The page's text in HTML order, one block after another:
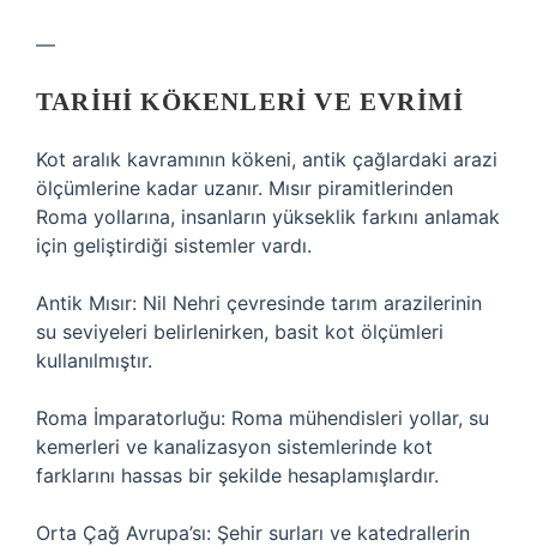
—
TARIHI KÖKENLERI VE EVRIMI
Kot aralık kavramının kökeni, antik çağlardaki arazi
ölçümlerine kadar uzanır. Mısır piramitlerinden
Roma yollarına, insanların yükseklik farkını anlamak
için geliştirdiği sistemler vardı.
Antik Mısır: Nil Nehri çevresinde tarım arazilerinin
su seviyeleri belirlenirken, basit kot ölçümleri
kullanılmıştır.
Roma İmparatorluğu: Roma mühendisleri yollar, su
kemerleri ve kanalizasyon sistemlerinde kot
farklarını hassas bir şekilde hesaplamışlardır.
Orta Çağ Avrupa’sı: Şehir surları ve katedrallerin